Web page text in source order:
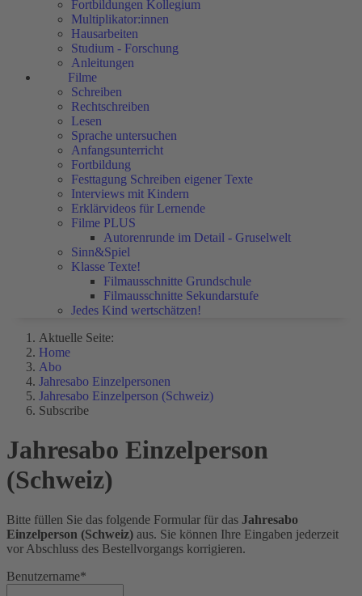
Fortbildungen Kollegium
Multiplikator:innen
Hausarbeiten
Studium - Forschung
Anleitungen
Filme
Schreiben
Rechtschreiben
Lesen
Sprache untersuchen
Anfangsunterricht
Fortbildung
Festtagung Schreiben eigener Texte
Interviews mit Kindern
Erklärvideos für Lernende
Filme PLUS
Autorenrunde im Detail - Gruselwelt
Sinn&Spiel
Klasse Texte!
Filmausschnitte Grundschule
Filmausschnitte Sekundarstufe
Jedes Kind wertschätzen!
Aktuelle Seite:
Home
Abo
Jahresabo Einzelpersonen
Jahresabo Einzelperson (Schweiz)
Subscribe
Jahresabo Einzelperson
(Schweiz)
Bitte füllen Sie das folgende Formular für das Jahresabo
Einzelperson (Schweiz) aus. Sie können Ihre Eingaben jederzeit
vor Abschluss des Bestellvorgangs korrigieren.
Benutzername*